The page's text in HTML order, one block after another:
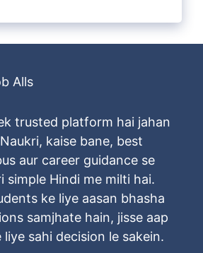
Alls
trusted platform hai jahan
kaise bane, best
aur career guidance se
simple Hindi me milti hai.
ke liye aasan bhasha
samjhate hain, jisse aap
sahi decision le sakein.